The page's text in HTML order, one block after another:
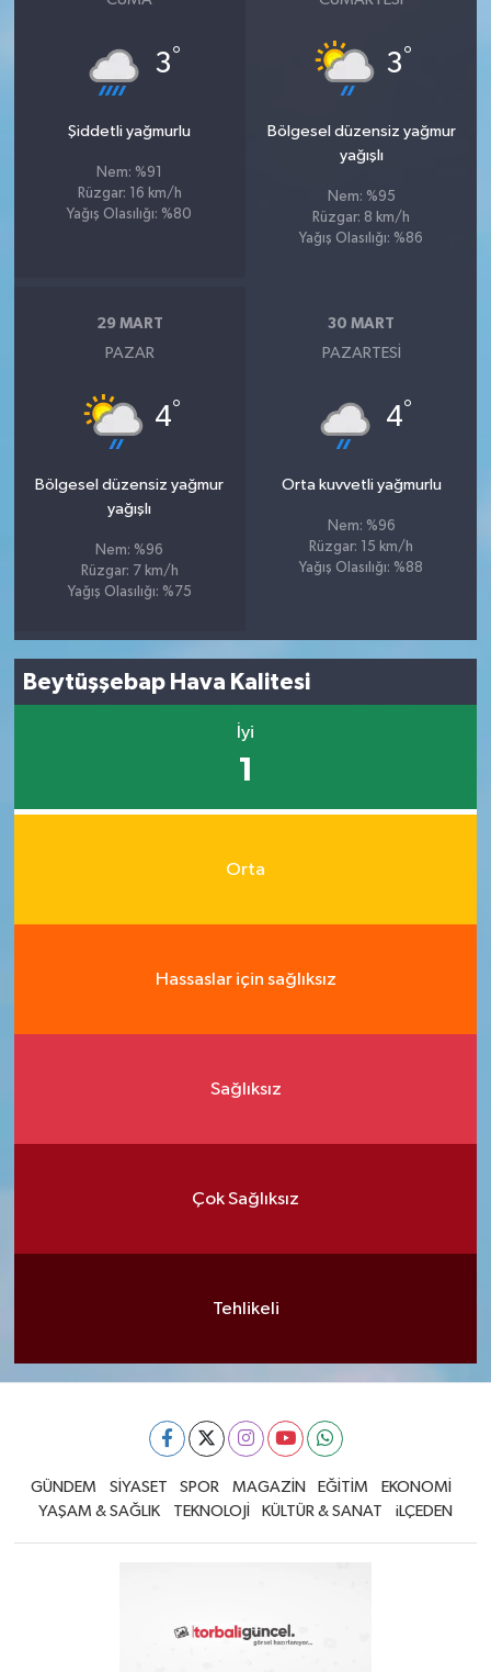
3°
Şiddetli yağmurlu
Nem: %91
Rüzgar: 16 km/h
Yağış Olasılığı: %80
3°
Bölgesel düzensiz yağmur
yağışlı
Nem: %95
Rüzgar: 8 km/h
Yağış Olasılığı: %86
29 MART
PAZAR
4°
Bölgesel düzensiz yağmur
yağışlı
Nem: %96
Rüzgar: 7 km/h
Yağış Olasılığı: %75
30 MART
PAZARTESI
4°
Orta kuvvetli yağmurlu
Nem: %96
Rüzgar: 15 km/h
Yağış Olasılığı: %88
Beytüşşebap Hava Kalitesi
İyi
1
Orta
Hassaslar için sağlıksız
Sağlıksız
Çok Sağlıksız
Tehlikeli
GÜNDEM SİYASET SPOR MAGAZİN EĞİTİM
EKONOMİ
YAŞAM & SAĞLIK
TEKNOLOJİ KÜLTÜR & SANAT iLÇEDEN